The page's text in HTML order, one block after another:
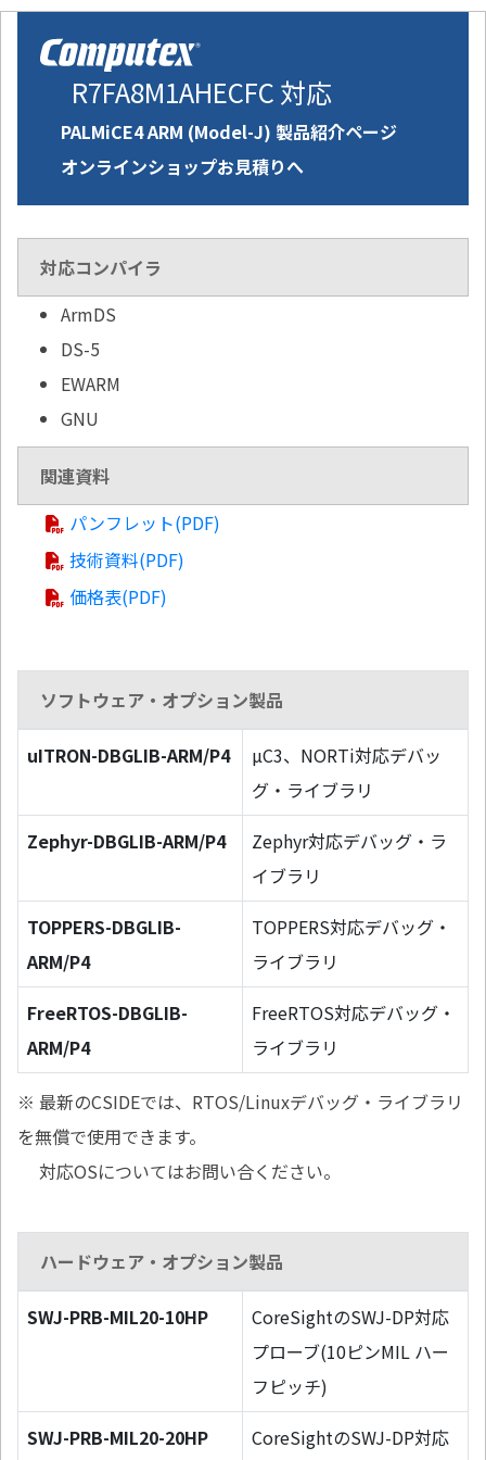
R7FA8M1AHECFC 対応
PALMiCE4 ARM (Model-J) 製品紹介ページ
オンラインショップお見積りへ
対応コンパイラ
ArmDS
DS-5
EWARM
GNU
関連資料
パンフレット(PDF)
技術資料(PDF)
価格表(PDF)
ソフトウェア・オプション製品
uITRON-DBGLIB-ARM/P4
µC3、NORTi対応デバッ
グ・ライブラリ
Zephyr-DBGLIB-ARM/P4
Zephyr対応デバッグ・ラ
イブラリ
TOPPERS-DBGLIB-
ARM/P4
TOPPERS対応デバッグ・
ライブラリ
FreeRTOS-DBGLIB-
ARM/P4
FreeRTOS対応デバッグ・
ライブラリ
※ 最新のCSIDEでは、RTOS/Linuxデバッグ・ライブラリ
を無償で使用できます。
対応OSについてはお問い合ください。
ハードウェア・オプション製品
SWJ-PRB-MIL20-10HP
CoreSightのSWJ-DP対応
プローブ(10ピンMIL ハー
フピッチ)
SWJ-PRB-MIL20-20HP
CoreSightのSWJ-DP対応